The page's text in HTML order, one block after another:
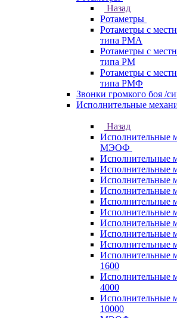
Назад
Ротаметры
Ротаметры с
типа РМА
Ротаметры с
типа РМ
Ротаметры с
типа РМФ
Звонки громкого боя /
Исполнительные
Назад
МЭОФ
Исполнительные
Исполнительные
Исполнительные
Исполнительные
Исполнительные
Исполнительные
Исполнительные
Исполнительные
Исполнительные
1600
4000
10000